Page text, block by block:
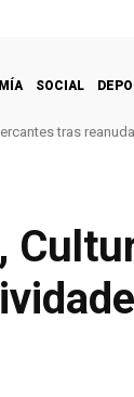
SOCIAL
tras